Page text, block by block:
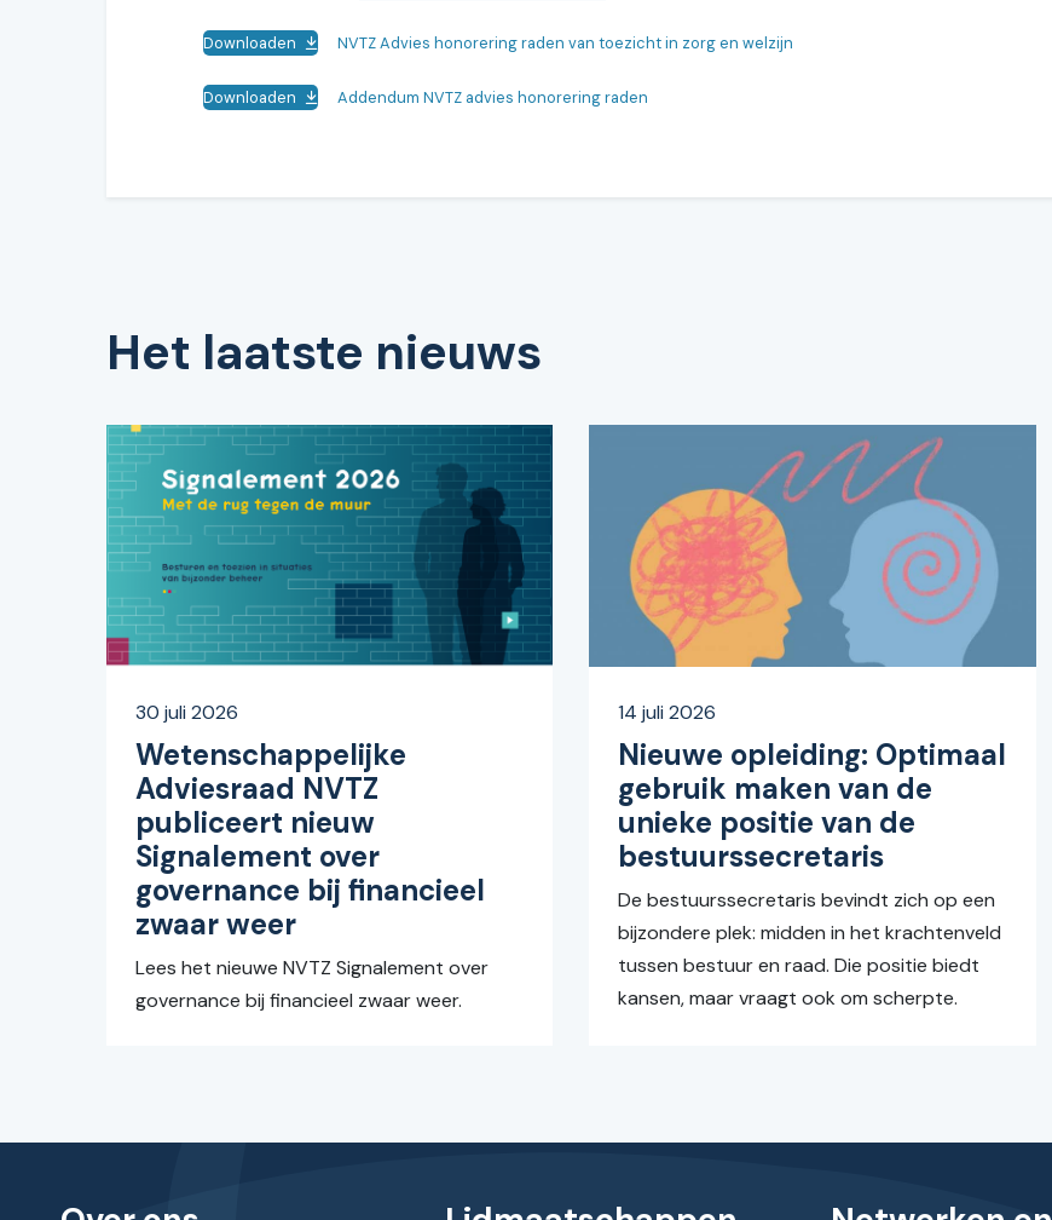
NVTZ Advies honorering raden van toezicht in zorg en welzijn
Downloaden
Addendum NVTZ advies honorering raden
Downloaden
Het laatste nieuws
Wetenschappelijke
Adviesraad NVTZ
publiceert nieuw
Signalement over
governance bij financieel
zwaar weer
30 juli 2026
Lees het nieuwe NVTZ Signalement over
governance bij financieel zwaar weer.
Nieuwe opleiding: Optimaal
gebruik maken van de
unieke positie van de
bestuurssecretaris
14 juli 2026
De bestuurssecretaris bevindt zich op een
bijzondere plek: midden in het krachtenveld
tussen bestuur en raad. Die positie biedt
kansen, maar vraagt ook om scherpte.